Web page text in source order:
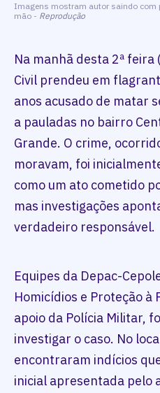
Imagens mostram autor saindo com
mão - Reprodução
Na manhã desta 2ª
Civil prendeu em
anos acusado de matar
a pauladas no bairro
Grande. O crime,
moravam, foi
como um ato cometido
mas investigações
verdadeiro responsável.
Equipes da Depac-
Homicídios e Proteção à
apoio da Polícia Militar,
investigar o caso. No
encontraram indícios
inicial apresentada pelo